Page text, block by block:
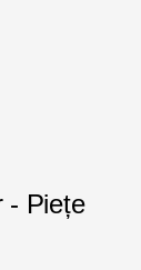
- Piețe